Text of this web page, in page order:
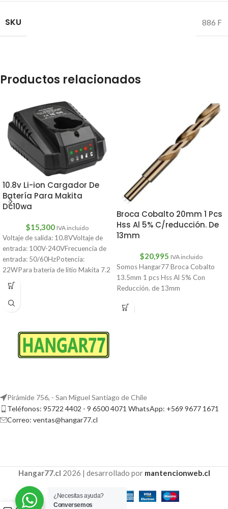
SKU 886 F
Productos relacionados
10.8v Li-ion Cargador De
Batería Para Makita
Dc10wa
$15,300 IVA incluido
Voltaje de salida: 10.8VVoltaje de
entrada: 100V-240VFrecuencia de
entrada: 50/60HzPotencia:
22WPara batería de litio Makita 7.2
V/10.8VCantidad: 1 ud.
Broca Cobalto 20mm 1 Pcs
Hss Al 5% C/reducción. De
13mm
$20,995 IVA incluido
Somos Hangar77 Broca Cobalto
13.5mm 1 pcs Hss Al 5% Con
Reducción. de 13mm
Pirámide 756, - San Miguel Santiago de Chile
Teléfonos: 95722 4402 - 9 6500 4071 WhatsApp: +569 9677 1671
Correo: ventas@hangar77.cl
Hangar77.cl 2026 | desarrollado por mantencionweb.cl
¿Necesitas ayuda?
Conversemos